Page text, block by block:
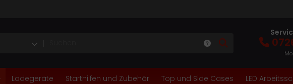
Ladegeräte Starthilfen und Zubehör Top und Side Cases LED